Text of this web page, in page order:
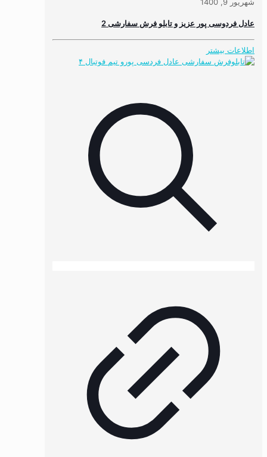
عادل فردوسی پور عزیز و تابلو فرش سفارشی 2
اطلاعات بیشتر